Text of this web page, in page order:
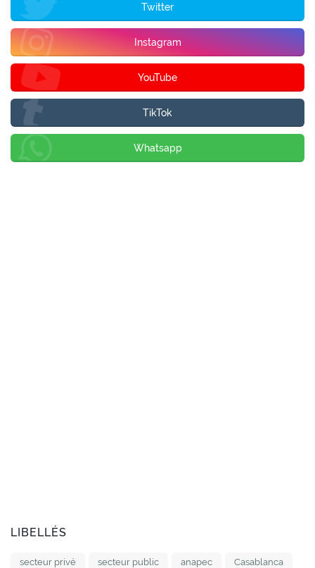
Twitter
Instagram
YouTube
TikTok
Whatsapp
LIBELLÉS
secteur privé secteur public anapec Casablanca